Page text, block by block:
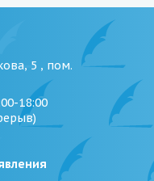
5 , пом.
18:00